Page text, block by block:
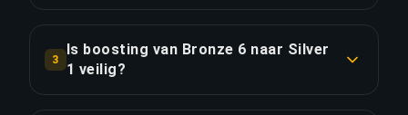
€8.56 voor de standaardoptie. Priority Order kost
€10.27, en het Full Package met streaming kost
3
Is boosting van Bronze 6 naar Silver
1 veilig?